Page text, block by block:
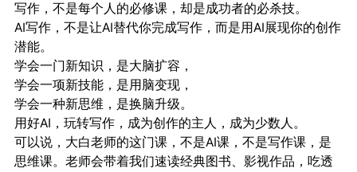
写作，不是每个人的必修课，却是成功者的必杀技。
AI写作，不是让AI替代你完成写作，而是用AI展现你的创作
潜能。
学会一门新知识，是大脑扩容，
学会一项新技能，是用脑变现，
学会一种新思维，是换脑升级。
用好AI，玩转写作，成为创作的主人，成为少数人。
可以说，大白老师的这门课，不是AI课，不是写作课，是
思维课。老师会带着我们速读经典图书、影视作品，吃透